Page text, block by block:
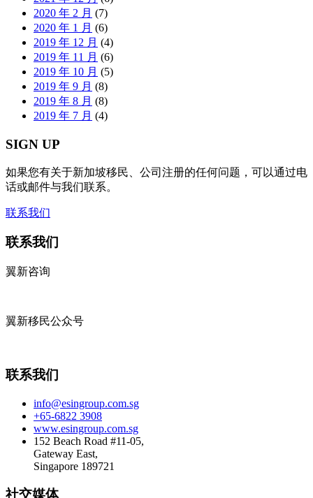
2020 年 2 月 (7)
2020 年 1 月 (6)
2019 年 12 月 (4)
2019 年 11 月 (6)
2019 年 10 月 (5)
2019 年 9 月 (8)
2019 年 8 月 (8)
2019 年 7 月 (4)
SIGN UP
如果您有关于新加坡移民、公司注册的任何问题，可以通过电
话或邮件与我们联系。
联系我们
联系我们
翼新咨询
翼新移民公众号
联系我们
info@esingroup.com.sg
+65-6822 3908
www.esingroup.com.sg
152 Beach Road #11-05,
Gateway East,
Singapore 189721
社交媒体